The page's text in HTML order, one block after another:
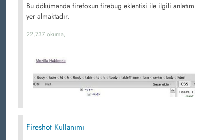
Bu dökümanda firefoxun firebug eklentisi ile ilgili anlatım
yer almaktadır.
22,737 okuma,
Fireshot Kullanımı